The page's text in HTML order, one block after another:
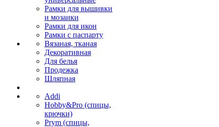
Рамки для вышивки
и мозаики
Рамки для икон
Рамки с паспарту
Вязаная, тканая
Декоративная
Для белья
Продежка
Шляпная
Addi
Hobby&Pro (спицы,
крючки)
Prym (спицы,